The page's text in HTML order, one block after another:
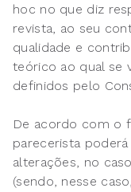
hoc no que diz
revista, ao seu
qualidade e
teórico ao qual se
definidos pelo
De acordo com o
parecerista poderá
alterações, no
(sendo, nesse